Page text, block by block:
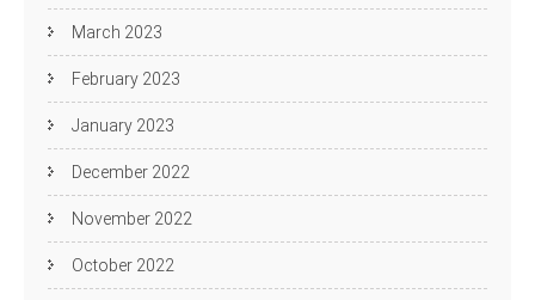
March 2023
February 2023
January 2023
December 2022
November 2022
October 2022